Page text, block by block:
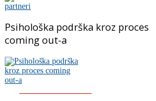
Psihološka podrška kroz proces
coming out-a